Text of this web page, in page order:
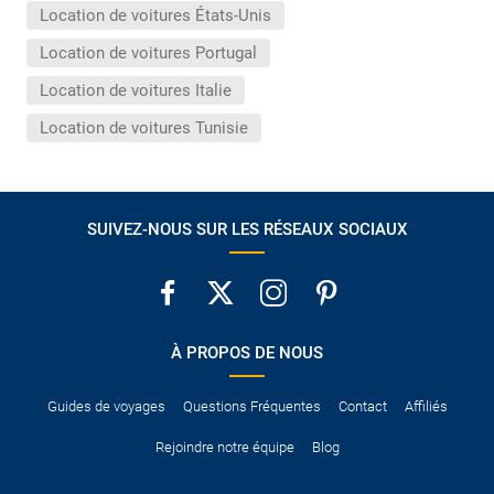
Location de voitures États-Unis
Location de voitures Portugal
Location de voitures Italie
Location de voitures Tunisie
SUIVEZ-NOUS SUR LES RÉSEAUX SOCIAUX
À PROPOS DE NOUS
Guides de voyages Questions Fréquentes Contact Affiliés
Rejoindre notre équipe Blog